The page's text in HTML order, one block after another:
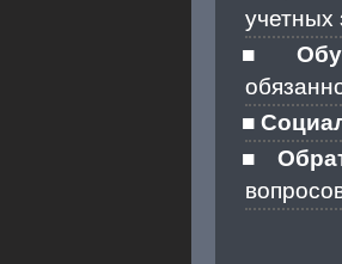
учетных